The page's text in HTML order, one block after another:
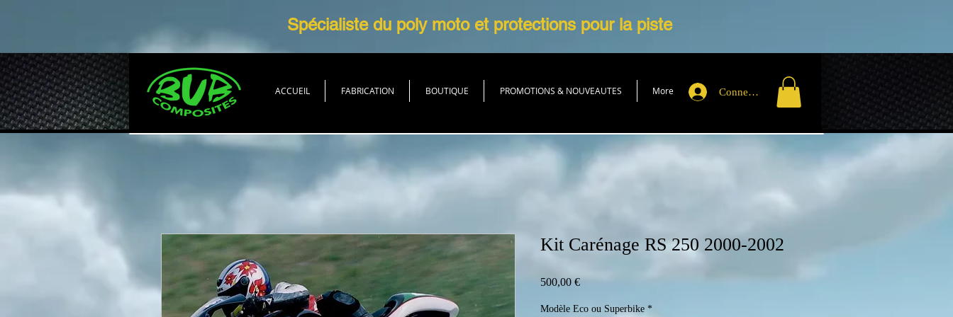
Spécialiste du poly moto et protections pour la piste
ACCUEIL FABRICATION BOUTIQUE PROMOTIONS & NOUVEAUTES More Connexion
Kit Carénage RS 250 2000-2002
500,00 €Prix
Modèle Eco ou Superbike *